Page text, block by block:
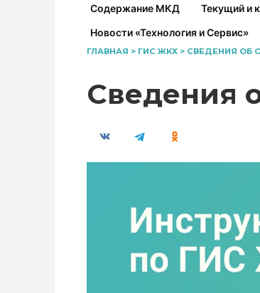
Содержание МКД
Текущий и
Новости «Технология и Сервис»
ГЛАВНАЯ > ГИС ЖКХ > СВЕДЕНИЯ ОБ
Сведения